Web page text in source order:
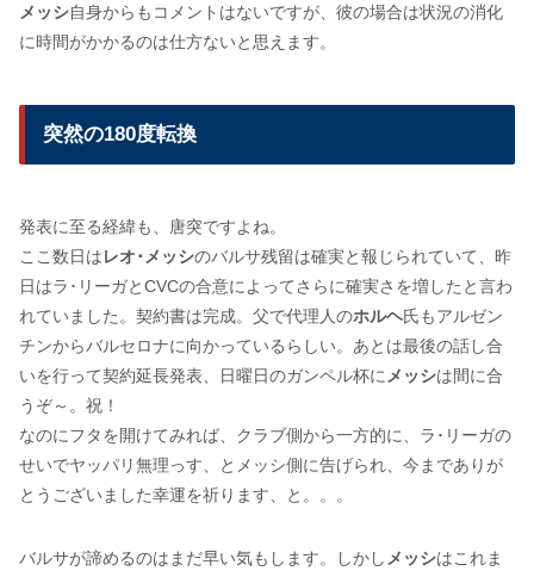
メッシ自身からもコメントはないですが、彼の場合は状況の消化
に時間がかかるのは仕方ないと思えます。
突然の180度転換
発表に至る経緯も、唐突ですよね。
ここ数日はレオ･メッシのバルサ残留は確実と報じられていて、昨
日はラ･リーガとCVCの合意によってさらに確実さを増したと言わ
れていました。契約書は完成。父で代理人のホルヘ氏もアルゼン
チンからバルセロナに向かっているらしい。あとは最後の話し合
いを行って契約延長発表、日曜日のガンペル杯に メッシは間に合
うぞ～。祝！
なのにフタを開けてみれば、クラブ側から一方的に、ラ･リーガの
せいでヤッパリ無理っす、とメッシ側に告げられ、今までありが
とうございました幸運を祈ります、と。。。
バルサが諦めるのはまだ早い気もします。しかし メッシはこれま